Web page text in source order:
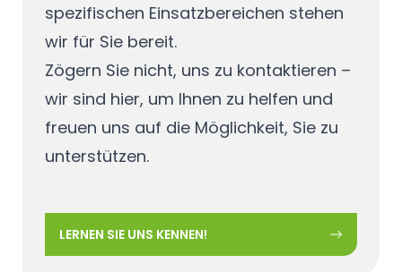
spezifischen Einsatzbereichen stehen
wir für Sie bereit.
Zögern Sie nicht, uns zu kontaktieren –
wir sind hier, um Ihnen zu helfen und
freuen uns auf die Möglichkeit, Sie zu
unterstützen.
LERNEN SIE UNS KENNEN!